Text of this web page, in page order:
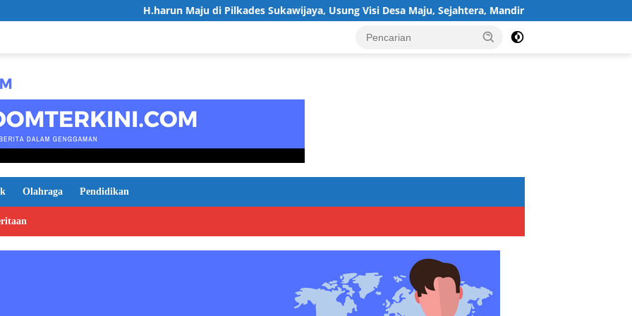
H.harun Maju di Pilkades Sukawijaya, Usung Visi Desa Maju, Sejahtera, Mandiri, dan Religius Bangun Sukawijaya
Olahraga Pendidikan